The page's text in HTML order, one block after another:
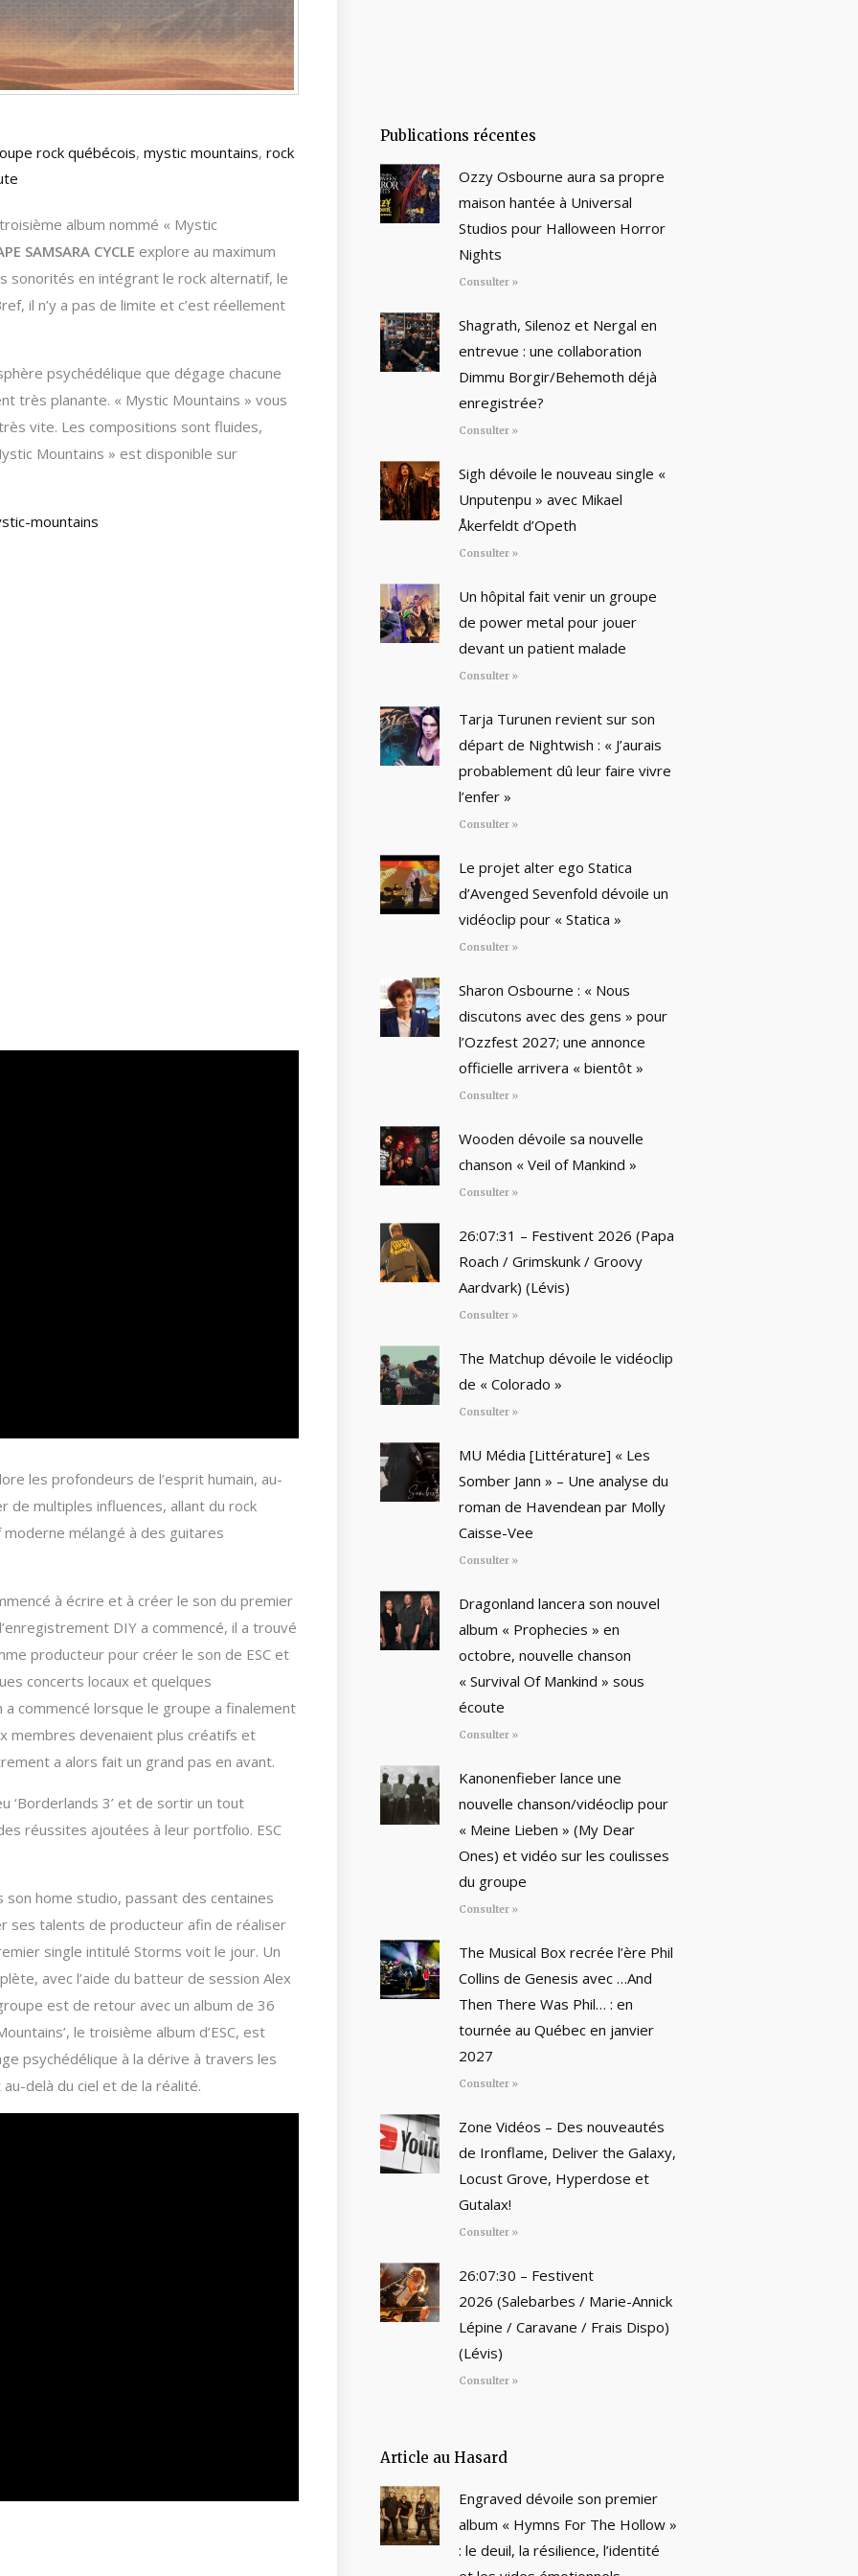
rock québécois, mystic mountains, rock
album nommé « Mystic
SAMSARA CYCLE explore au maximum
sonorités en intégrant le rock alternatif, le
il n’y a pas de limite et c’est réellement
psychédélique que dégage chacune
très planante. « Mystic Mountains » vous
vite. Les compositions sont fluides,
Mountains » est disponible sur
mountains
les profondeurs de l’esprit humain, au-
de multiples influences, allant du rock
mélangé à des guitares
à écrire et à créer le son du premier
DIY a commencé, il a trouvé
producteur pour créer le son de ESC et
concerts locaux et quelques
commencé lorsque le groupe a finalement
membres devenaient plus créatifs et
a alors fait un grand pas en avant.
‘Borderlands 3’ et de sortir un tout
réussites ajoutées à leur portfolio. ESC
son home studio, passant des centaines
ses talents de producteur afin de réaliser
single intitulé Storms voit le jour. Un
avec l’aide du batteur de session Alex
est de retour avec un album de 36
le troisième album d’ESC, est
psychédélique à la dérive à travers les
delà du ciel et de la réalité.
Publications récentes
Ozzy Osbourne aura sa propre
maison hantée à Universal
Studios pour Halloween Horror
Nights
Consulter »
Shagrath, Silenoz et Nergal en
entrevue : une collaboration
Dimmu Borgir/Behemoth déjà
enregistrée?
Consulter »
Sigh dévoile le nouveau single «
Unputenpu » avec Mikael
Åkerfeldt d’Opeth
Consulter »
Un hôpital fait venir un groupe
de power metal pour jouer
devant un patient malade
Consulter »
Tarja Turunen revient sur son
départ de Nightwish : « J’aurais
probablement dû leur faire vivre
l’enfer »
Consulter »
Le projet alter ego Statica
d’Avenged Sevenfold dévoile un
vidéoclip pour « Statica »
Consulter »
Sharon Osbourne : « Nous
discutons avec des gens » pour
l’Ozzfest 2027; une annonce
officielle arrivera « bientôt »
Consulter »
Wooden dévoile sa nouvelle
chanson « Veil of Mankind »
Consulter »
26:07:31 – Festivent 2026 (Papa
Roach / Grimskunk / Groovy
Aardvark) (Lévis)
Consulter »
The Matchup dévoile le vidéoclip
de « Colorado »
Consulter »
MU Média [Littérature] « Les
Somber Jann » – Une analyse du
roman de Havendean par Molly
Caisse-Vee
Consulter »
Dragonland lancera son nouvel
album « Prophecies » en
octobre, nouvelle chanson
« Survival Of Mankind » sous
écoute
Consulter »
Kanonenfieber lance une
nouvelle chanson/vidéoclip pour
« Meine Lieben » (My Dear
Ones) et vidéo sur les coulisses
du groupe
Consulter »
The Musical Box recrée l’ère Phil
Collins de Genesis avec …And
Then There Was Phil… : en
tournée au Québec en janvier
2027
Consulter »
Zone Vidéos – Des nouveautés
de Ironflame, Deliver the Galaxy,
Locust Grove, Hyperdose et
Gutalax!
Consulter »
26:07:30 – Festivent
2026 (Salebarbes / Marie-Annick
Lépine / Caravane / Frais Dispo)
(Lévis)
Consulter »
Article au Hasard
Engraved dévoile son premier
album « Hymns For The Hollow »
: le deuil, la résilience, l’identité